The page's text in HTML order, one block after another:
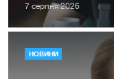
7 серпня 2026
НОВИНИ